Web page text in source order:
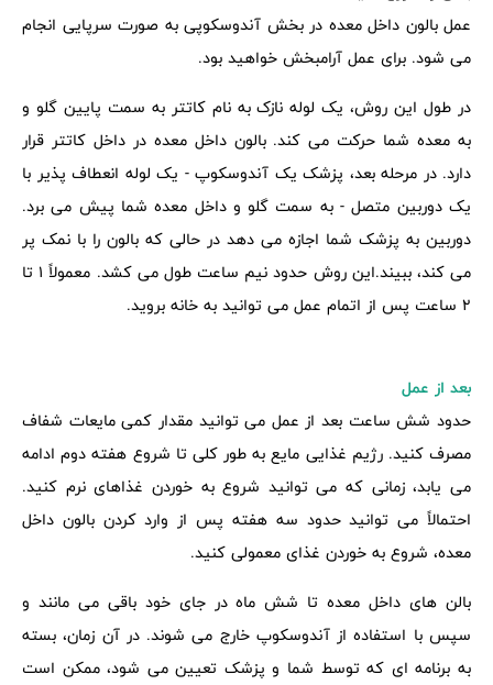
عمل بالون داخل معده در بخش آندوسکوپی به صورت سرپایی انجام
می شود. برای عمل آرامبخش خواهید بود.
در طول این روش، یک لوله نازک به نام کاتتر به سمت پایین گلو و
به معده شما حرکت می کند. بالون داخل معده در داخل کاتتر قرار
دارد. در مرحله بعد، پزشک یک آندوسکوپ - یک لوله انعطاف پذیر با
یک دوربین متصل - به سمت گلو و داخل معده شما پیش می برد.
دوربین به پزشک شما اجازه می دهد در حالی که بالون را با نمک پر
می کند، ببیند.این روش حدود نیم ساعت طول می کشد. معمولاً 1 تا
2 ساعت پس از اتمام عمل می توانید به خانه بروید.
بعد از عمل
حدود شش ساعت بعد از عمل می توانید مقدار کمی مایعات شفاف
مصرف کنید. رژیم غذایی مایع به طور کلی تا شروع هفته دوم ادامه
می یابد، زمانی که می توانید شروع به خوردن غذاهای نرم کنید.
احتمالاً می توانید حدود سه هفته پس از وارد کردن بالون داخل
معده، شروع به خوردن غذای معمولی کنید.
بالن های داخل معده تا شش ماه در جای خود باقی می مانند و
سپس با استفاده از آندوسکوپ خارج می شوند. در آن زمان، بسته
به برنامه ای که توسط شما و پزشک تعیین می شود، ممکن است